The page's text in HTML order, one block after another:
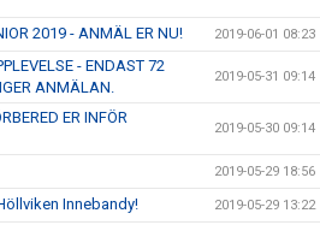
2019 - ANMÄL ER NU! 2019-06-01 08:23
- ENDAST 72
ANMÄLAN.
2019-05-31 09:14
ER INFÖR
2019-05-30 09:14
2019-05-29 18:56
Innebandy! 2019-05-29 13:22